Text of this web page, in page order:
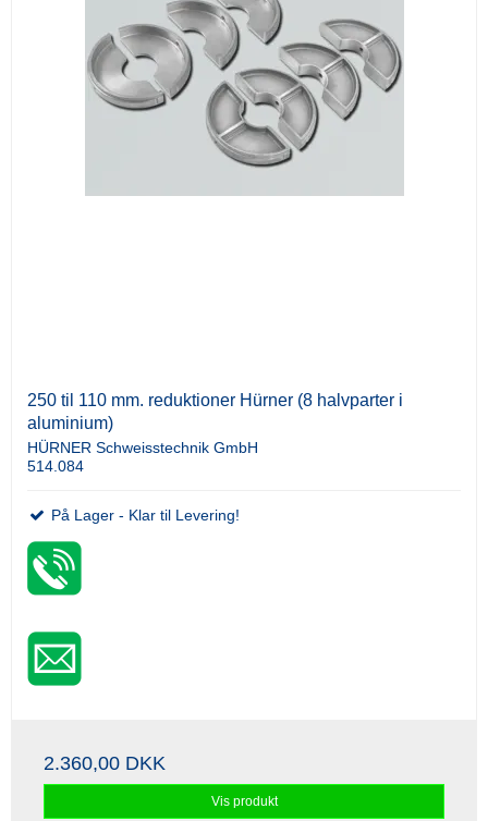
250 til 110 mm. reduktioner Hürner (8 halvparter i
aluminium)
HÜRNER Schweisstechnik GmbH
514.084
På Lager - Klar til Levering!
2.360,00 DKK
Vis produkt